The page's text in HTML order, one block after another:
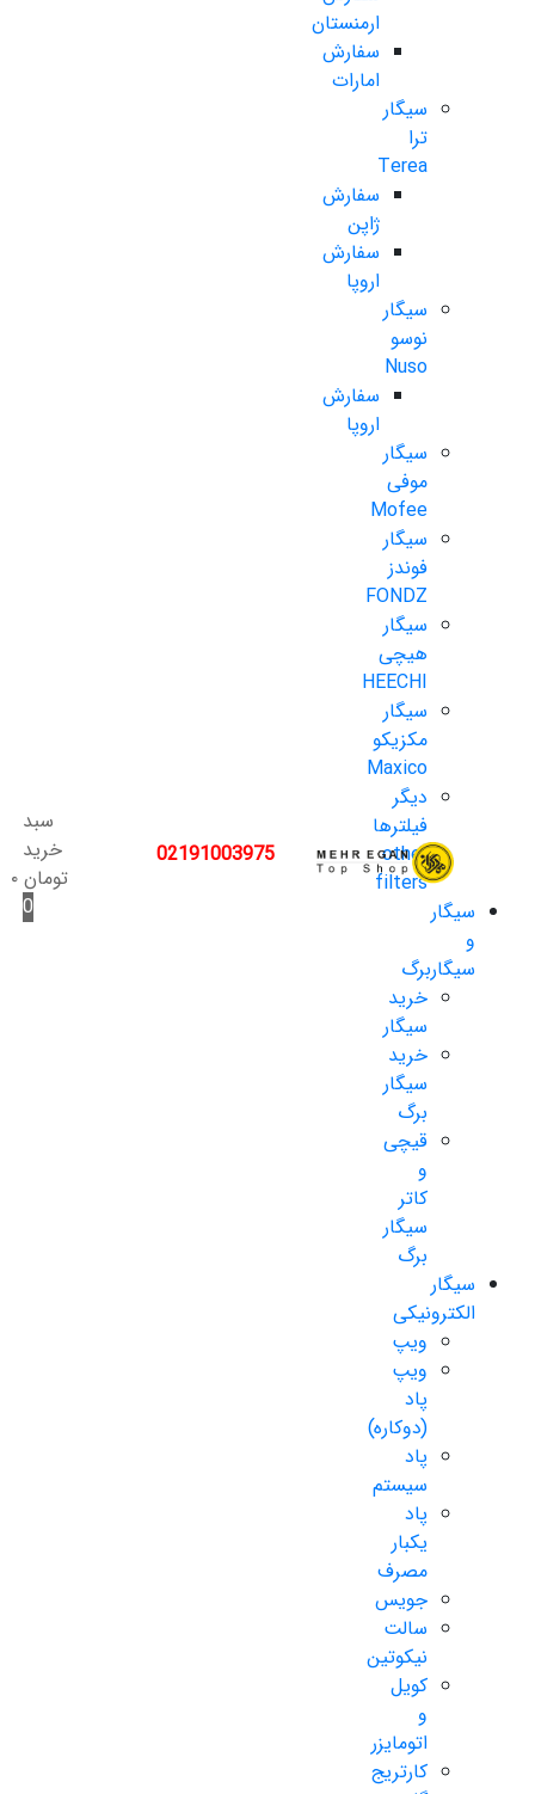
ارمنستان
سفارش
امارات
سیگار
ترا
Terea
سفارش
ژاپن
سفارش
اروپا
سیگار
نوسو
Nuso
سفارش
اروپا
سیگار
موفی
Mofee
سیگار
فوندز
FONDZ
سیگار
هیچی
HEECHI
سیگار
مکزیکو
Maxico
دیگر
فیلترها
other
filters
سیگار
و
سیگاربرگ
خرید
سیگار
خرید
سیگار
برگ
قیچی
و
کاتر
سیگار
برگ
سیگار
الکترونیکی
ویپ
ویپ
پاد
(دوکاره)
پاد
سیستم
پاد
یکبار
مصرف
جویس
سالت
نیکوتین
کویل
و
اتومایزر
کارتریج
02191003975
سبد
خرید
تومان۰
0